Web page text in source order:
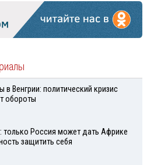
в Венгрии: политический кризис
обороты
только Россия может дать Африке
защитить себя